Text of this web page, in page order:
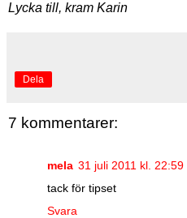
Lycka till, kram Karin
Dela
7 kommentarer:
mela 31 juli 2011 kl. 22:59
tack för tipset
Svara